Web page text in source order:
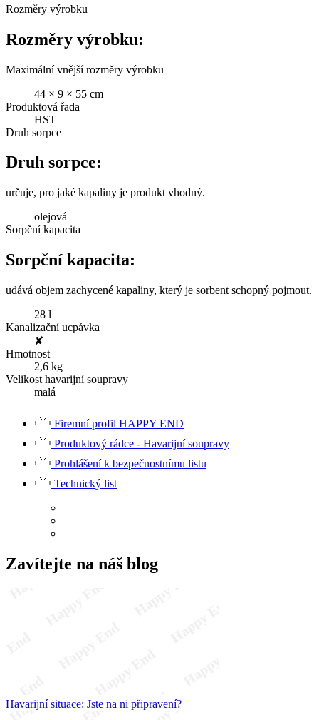
Rozměry výrobku
Rozměry výrobku:
Maximální vnější rozměry výrobku
44 × 9 × 55 cm
Produktová řada
HST
Druh sorpce
Druh sorpce:
určuje, pro jaké kapaliny je produkt vhodný.
olejová
Sorpční kapacita
Sorpční kapacita:
udává objem zachycené kapaliny, který je sorbent schopný pojmout.
28 l
Kanalizační ucpávka
✘
Hmotnost
2,6 kg
Velikost havarijní soupravy
malá
Firemní profil HAPPY END
Produktový rádce - Havarijní soupravy
Prohlášení k bezpečnostnímu listu
Technický list
Zavítejte na náš blog
Havarijní situace: Jste na ni připravení?